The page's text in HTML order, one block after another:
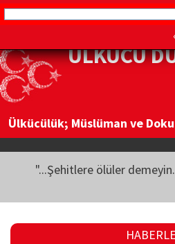
ÜLKÜCÜ
Ülkücülük; Müslüman ve
"...Şehitlere ölüler